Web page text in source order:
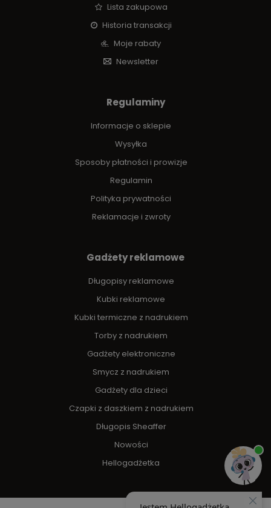
Lista zakupowa
Historia transakcji
Moje rabaty
Newsletter
Regulaminy
Informacje o sklepie
Wysyłka
Sposoby płatności i prowizje
Regulamin
Polityka prywatności
Reklamacje i zwroty
Gadżety reklamowe
Długopisy reklamowe
Kubki reklamowe
Kubki termiczne z nadrukiem
Torby z nadrukiem
Gadżety elektroniczne
Smycz z nadrukiem
Gadżety dla dzieci
Czapki z daszkiem z nadrukiem
Długopis Sheaffer
Nowości
Hellogadżetka